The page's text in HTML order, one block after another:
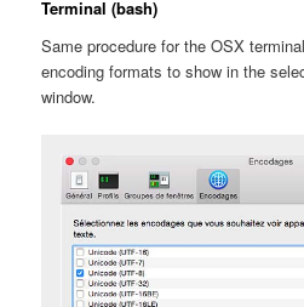
Terminal (bash)
Same procedure for the OSX
encoding formats to show in the
window.